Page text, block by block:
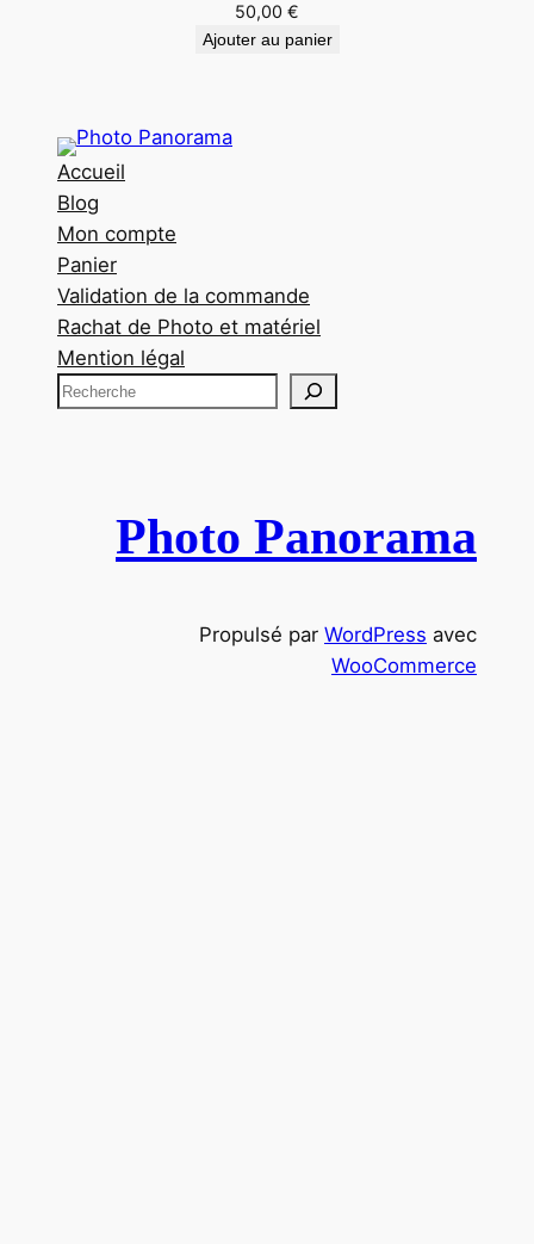
50,00 €
Ajouter au panier
Accueil
Blog
Mon compte
Panier
Validation de la commande
Rachat de Photo et matériel
Mention légal
R
Photo Panorama
Propulsé par WordPress avec
WooCommerce